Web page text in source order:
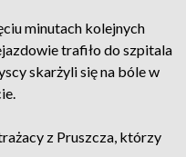
minutach kolejnych
trafiło do szpitala
skarżyli się na bóle w
z Pruszcza, którzy